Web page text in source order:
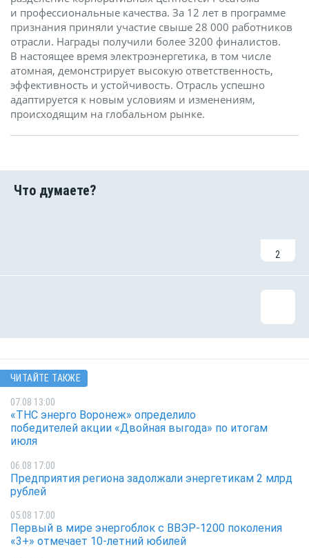
и профессиональные качества. За 12 лет в программе
признания приняли участие свыше 28 000 работников
отрасли. Награды получили более 3200 финалистов.
В настоящее время электроэнергетика, в том числе
атомная, демонстрирует высокую ответственность,
эффективность и устойчивость. Отрасль успешно
адаптируется к новым условиям и изменениям,
происходящим на глобальном рынке.
2
ЧИТАЙТЕ ТАКЖЕ
07.08 13:00
«ТНС энерго Воронеж» определило
победителей акции «Двойная выгода» по итогам
июля
06.08 17:00
Предприятия региона задолжали энергетикам 2 млрд
рублей
05.08 17:00
Первый в мире энергоблок с ВВЭР-1200 поколения
«3+» отмечает 10-летний юбилей